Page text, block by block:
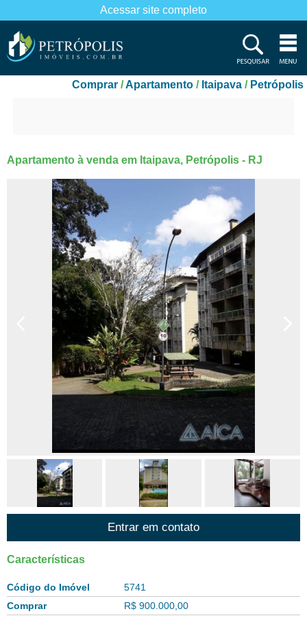
Acessar site completo
Comprar /Apartamento / Itaipava / Petrópolis
Apartamento à venda em Itaipava, Petrópolis - RJ
Entrar em contato
Características
Código do Imóvel
5741
Comprar
R$ 900.000,00